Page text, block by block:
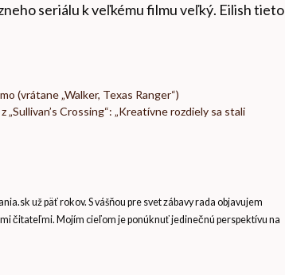
seriálu k veľkému filmu veľký. Eilish tieto
(vrátane „Walker, Texas Ranger“)
Crossing“: „Kreatívne rozdiely sa stali
už päť rokov. S vášňou pre svet zábavy rada objavujem
čitateľmi. Mojím cieľom je ponúknuť jedinečnú perspektívu na